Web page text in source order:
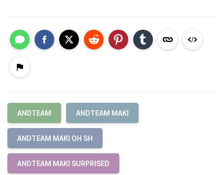
ANDTEAM ANDTEAM MAKI
ANDTEAM MAKI OH SH
ANDTEAM MAKI SURPRISED